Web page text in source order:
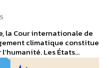
la Cour internationale de
climatique constitue
Les États...